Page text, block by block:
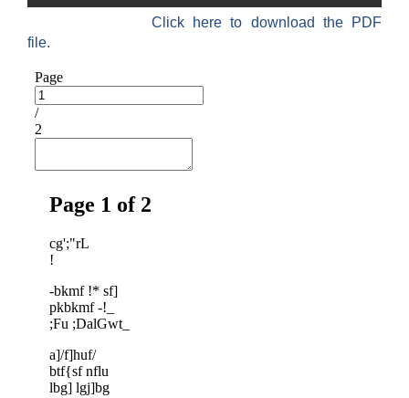
Click here to download the PDF
file.